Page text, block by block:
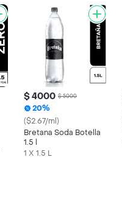
$ 4000 $ 5000
20%
($2.67/ml)
Bretana Soda Botella
1.5 l
1 X 1.5 L